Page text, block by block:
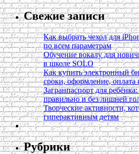
Свежие записи
Как выбрать чехол для
по всем параметрам
Обучение вокалу для
в школе SOLO
Как купить электронный
сроки, оформление, оплата
Загранпаспорт для ребёнка:
правильно и без лишней
Творческие активности,
гиперактивным детям
Рубрики